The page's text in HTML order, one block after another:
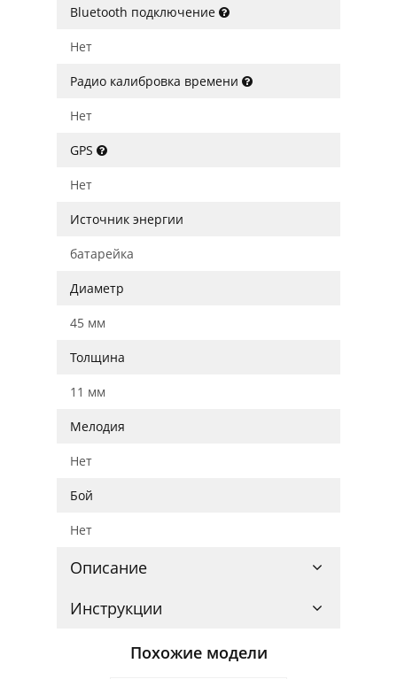
Bluetooth подключение
Нет
Радио калибровка времени
Нет
GPS
Нет
Источник энергии
батарейка
Диаметр
45 мм
Толщина
11 мм
Мелодия
Нет
Бой
Нет
Описание
Инструкции
Похожие модели